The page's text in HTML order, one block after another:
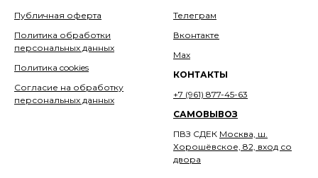
Публичная оферта
Политика обработки
персональных данных
Политика cookies
Согласие на обработку
персональных данных
Телеграм
Вконтакте
Мах
КОНТАКТЫ
+7 (961) 877-45-63
САМОВЫВОЗ
ПВЗ СДЕК Москва, ш.
Хорошёвское, 82, вход со
двора